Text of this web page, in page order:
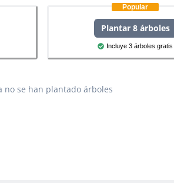
Popular
Plantar 8 árboles
Incluye 3 árboles gratis
no se han plantado árboles